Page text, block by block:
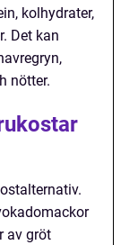
kolhydrater,
Det kan
nötter.
av gröt